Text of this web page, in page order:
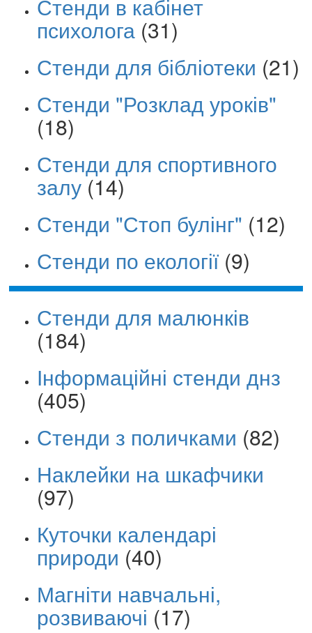
Стенди в кабінет
психолога (31)
Стенди для бібліотеки (21)
Стенди "Розклад уроків"
(18)
Стенди для спортивного
залу(14)
Стенди "Стоп булінг" (12)
Стенди по екології (9)
Стенди для малюнків
(184)
Інформаційні стенди днз
(405)
Стенди з поличками (82)
Наклейки на шкафчики
(97)
Куточки календарі
природи (40)
Магніти навчальні,
розвиваючі (17)